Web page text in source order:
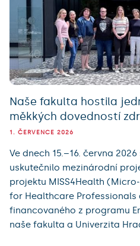
Naše fakulta hostila
měkkých dovedností
1. ČERVENCE 2026
Ve dnech 15.–16. června
uskutečnilo mezinárodní
projektu MISS4Health
for Healthcare Professionals
financovaného z programu
naše fakulta a Univerzita